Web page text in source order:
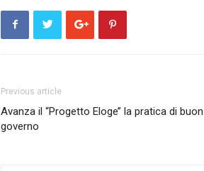
Previous article
Avanza il “Progetto Eloge’’ la pratica di buon
governo